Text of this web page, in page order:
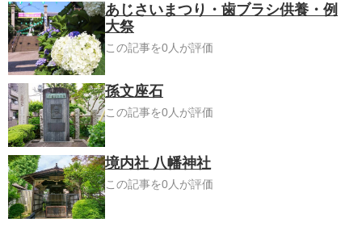
あじさいまつり・歯ブラシ供養・例
大祭
この記事を0人が評価
孫文座石
この記事を0人が評価
境内社 八幡神社
この記事を0人が評価